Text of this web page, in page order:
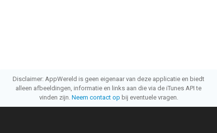
Disclaimer: AppWereld is geen eigenaar van deze applicatie en biedt
alleen afbeeldingen, informatie en links aan die via de iTunes API te
vinden zijn. Neem contact op bij eventuele vragen.